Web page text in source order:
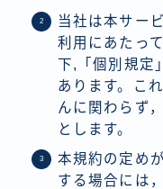
当社は本サー
利用にあたっ
下,「個別規定
あります。こ
んに関わらず
とします。
本規約の定め
する場合には